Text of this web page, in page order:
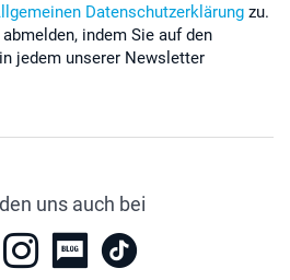
Datenschutzerklärung zu.
indem Sie auf den
jedem unserer Newsletter
uns auch bei